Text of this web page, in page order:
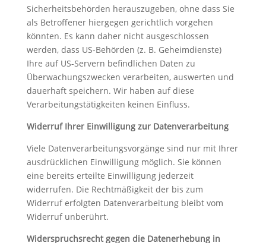
Sicherheitsbehörden herauszugeben, ohne dass Sie
als Betroffener hiergegen gerichtlich vorgehen
könnten. Es kann daher nicht ausgeschlossen
werden, dass US-Behörden (z. B. Geheimdienste)
Ihre auf US-Servern befindlichen Daten zu
Überwachungszwecken verarbeiten, auswerten und
dauerhaft speichern. Wir haben auf diese
Verarbeitungstätigkeiten keinen Einfluss.
Widerruf Ihrer Einwilligung zur Datenverarbeitung
Viele Datenverarbeitungsvorgänge sind nur mit Ihrer
ausdrücklichen Einwilligung möglich. Sie können
eine bereits erteilte Einwilligung jederzeit
widerrufen. Die Rechtmäßigkeit der bis zum
Widerruf erfolgten Datenverarbeitung bleibt vom
Widerruf unberührt.
Widerspruchsrecht gegen die Datenerhebung in